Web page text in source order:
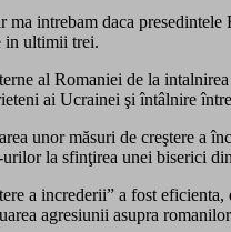
intrebam daca
in ultimii trei.
al Romaniei de la
ai Ucrainei şi întâlnire
unor măsuri de creştere a
la sfinţirea unei biserici
a increderii” a fost
agresiunii asupra